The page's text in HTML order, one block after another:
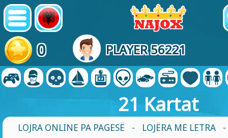
0 PLAYER 56221
21 Kartat
LOJRA ONLINE PA PAGESË - LOJËRA ME LETRA